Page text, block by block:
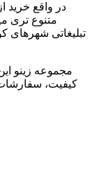
در واقع خرید
متنوع تری
تبلیغاتی شهرهای
مجموعه زینو این
کیفیت، سفارشات